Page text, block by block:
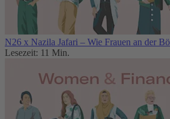
N26 x Nazila Jafari – Wie Frauen an der
Lesezeit: 11 Min.